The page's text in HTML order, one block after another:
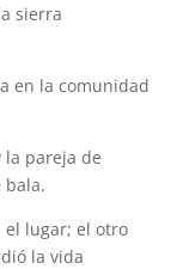
sierra
en la comunidad
la pareja de
bala.
el lugar; el otro
la vida